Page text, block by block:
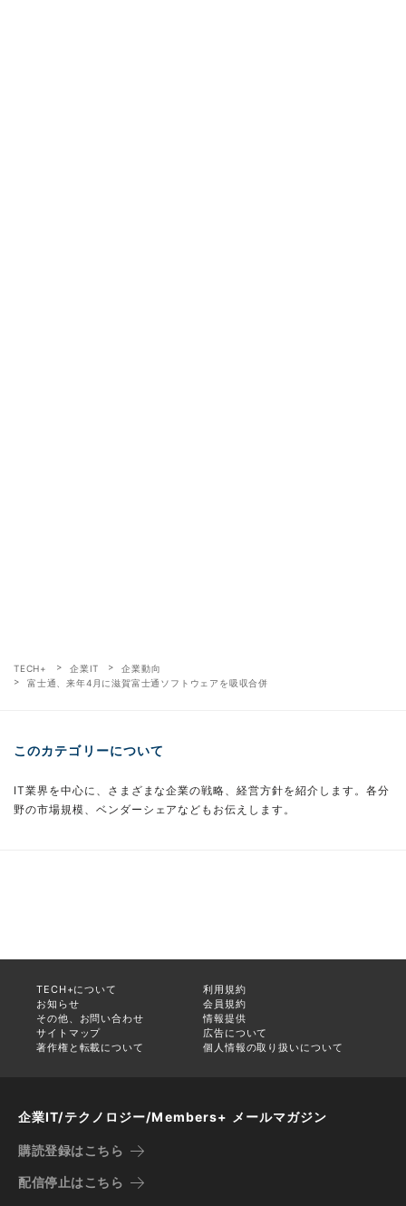
TECH+ 企業IT
企業動向
富士通、来年4月に滋賀富士通ソフトウェアを吸収合併
このカテゴリーについて
IT業界を中心に、さまざまな企業の戦略、経営方針を紹介します。各分
野の市場規模、ベンダーシェアなどもお伝えします。
TECH+について
利用規約
お知らせ
会員規約
その他、お問い合わせ
情報提供
サイトマップ
広告について
著作権と転載について
個人情報の取り扱いについて
企業IT/テクノロジー/Members+ メールマガジン
購読登録はこちら
配信停止はこちら